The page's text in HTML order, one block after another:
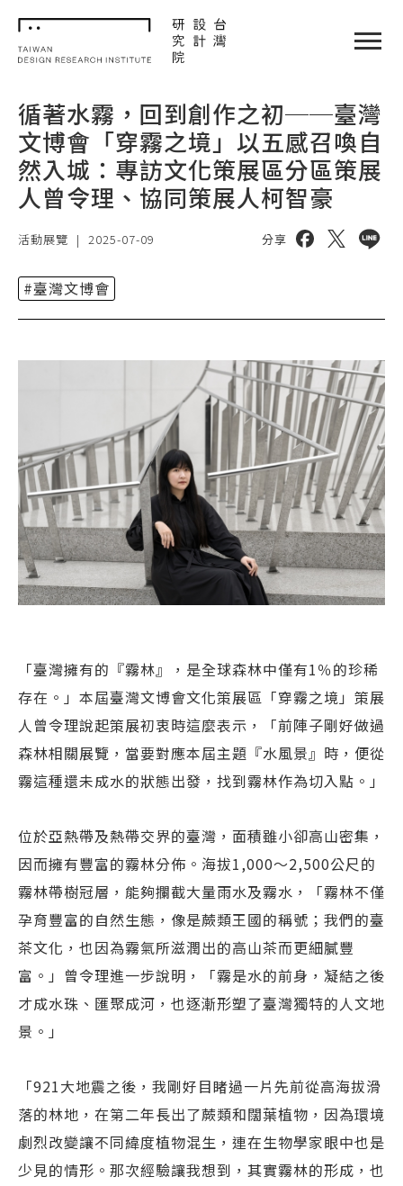
TDRI
單
循著水霧，回到創作之初──臺灣
文博會「穿霧之境」以五感召喚自
然入城：專訪文化策展區分區策展
人曾令理、協同策展人柯智豪
活動展覽 | 2025-07-09 分享 分享到分享到
分享
#臺灣文博會
「臺灣擁有的『霧林』，是全球森林中僅有1％的珍稀
存在。」本屆臺灣文博會文化策展區「穿霧之境」策展
人曾令理說起策展初衷時這麼表示，「前陣子剛好做過
森林相關展覽，當要對應本屆主題『水風景』時，便從
霧這種還未成水的狀態出發，找到霧林作為切入點。」
位於亞熱帶及熱帶交界的臺灣，面積雖小卻高山密集，
因而擁有豐富的霧林分佈。海拔1,000～2,500公尺的
霧林帶樹冠層，能夠攔截大量雨水及霧水，「霧林不僅
孕育豐富的自然生態，像是蕨類王國的稱號；我們的臺
茶文化，也因為霧氣所滋潤出的高山茶而更細膩豐
富。」曾令理進一步說明，「霧是水的前身，凝結之後
才成水珠、匯聚成河，也逐漸形塑了臺灣獨特的人文地
景。」
「921大地震之後，我剛好目睹過一片先前從高海拔滑
落的林地，在第二年長出了蕨類和闊葉植物，因為環境
劇烈改變讓不同緯度植物混生，連在生物學家眼中也是
少見的情形。那次經驗讓我想到，其實霧林的形成，也